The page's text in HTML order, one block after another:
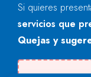
Si quieres
servicios que
Quejas y